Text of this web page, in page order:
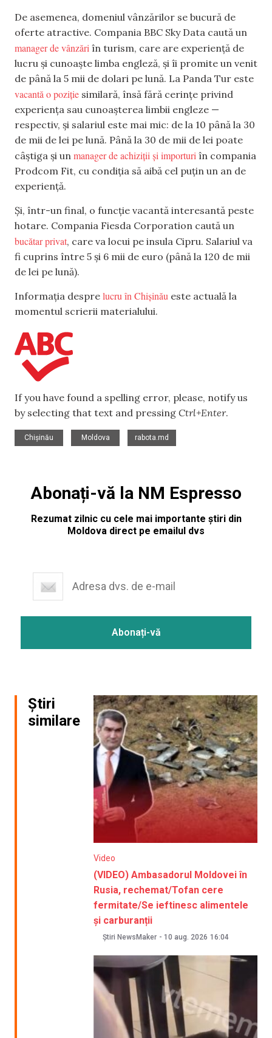
De asemenea, domeniul vânzărilor se bucură de
oferte atractive. Compania BBC Sky Data caută un
manager de vânzări în turism, care are experiență de
lucru și cunoaște limba engleză, și îi promite un venit
de până la 5 mii de dolari pe lună. La Panda Tur este
vacantă o poziție similară, însă fără cerințe privind
experiența sau cunoașterea limbii engleze —
respectiv, și salariul este mai mic: de la 10 până la 30
de mii de lei pe lună. Până la 30 de mii de lei poate
câștiga și un manager de achiziții și importuri în compania
Prodcom Fit, cu condiția să aibă cel puțin un an de
experiență.
Și, într-un final, o funcție vacantă interesantă peste
hotare. Compania Fiesda Corporation caută un
bucătar privat, care va locui pe insula Cipru. Salariul va
fi cuprins între 5 și 6 mii de euro (până la 120 de mii
de lei pe lună).
Informația despre lucru în Chișinău este actuală la
momentul scrierii materialului.
If you have found a spelling error, please, notify us
by selecting that text and pressing Ctrl+Enter.
Chișinău
Moldova
rabota.md
Abonați-vă la NM Espresso
Rezumat zilnic cu cele mai importante știri din
Moldova direct pe emailul dvs
Știri
similare
Video
(VIDEO) Ambasadorul Moldovei în
Rusia, rechemat/Tofan cere
fermitate/Se ieftinesc alimentele
și carburanții
Știri NewsMaker - 10 aug. 2026 16:04